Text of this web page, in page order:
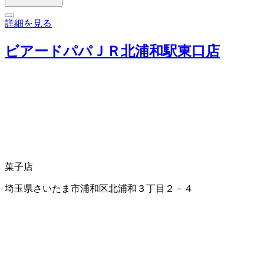
詳細を見る
ビアードパパＪＲ北浦和駅東口店
菓子店
埼玉県さいたま市浦和区北浦和３丁目２－４